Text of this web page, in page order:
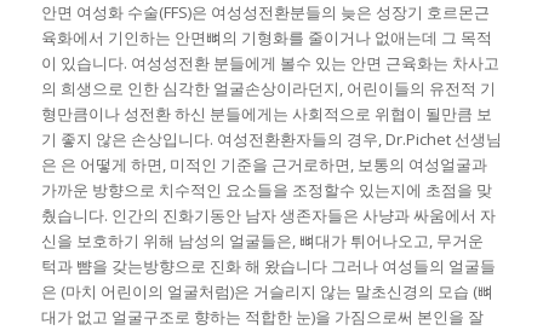
안면 여성화 수술(FFS)은 여성성전환분들의 늦은 성장기 호르몬근
육화에서 기인하는 안면뼈의 기형화를 줄이거나 없애는데 그 목적
이 있습니다. 여성성전환 분들에게 볼수 있는 안면 근육화는 차사고
의 희생으로 인한 심각한 얼굴손상이라던지, 어린이들의 유전적 기
형만큼이나 성전환 하신 분들에게는 사회적으로 위협이 될만큼 보
기 좋지 않은 손상입니다. 여성전환환자들의 경우, Dr.Pichet 선생님
은 은 어떻게 하면, 미적인 기준을 근거로하면, 보통의 여성얼굴과
가까운 방향으로 치수적인 요소들을 조정할수 있는지에 초점을 맞
췄습니다. 인간의 진화기동안 남자 생존자들은 사냥과 싸움에서 자
신을 보호하기 위해 남성의 얼굴들은, 뼈대가 튀어나오고, 무거운
턱과 뺨을 갖는방향으로 진화 해 왔습니다 그러나 여성들의 얼굴들
은 (마치 어린이의 얼굴처럼)은 거슬리지 않는 말초신경의 모습 (뼈
대가 없고 얼굴구조로 향하는 적합한 눈)을 가짐으로써 본인을 잘